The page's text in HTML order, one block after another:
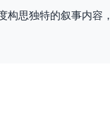
完成一座真正的纪念
命运交错处，只剩记
构思独特的叙事内容，